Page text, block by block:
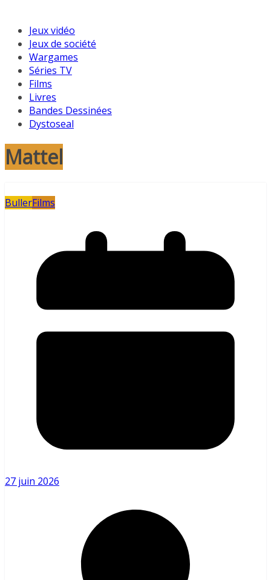
Jeux vidéo
Jeux de société
Wargames
Séries TV
Films
Livres
Bandes Dessinées
Dystoseal
Mattel
BullerFilms
27 juin 2026